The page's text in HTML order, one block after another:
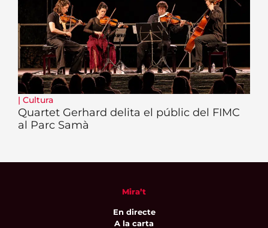
| Cultura
Quartet Gerhard delita el públic del FIMC
al Parc Samà
Mira’t
En directe
A la carta